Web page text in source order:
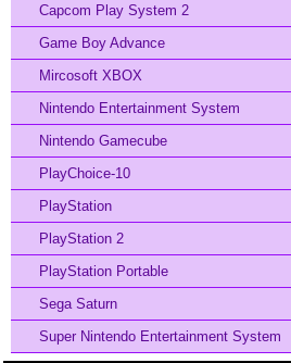
Capcom Play System 2
Game Boy Advance
Mircosoft XBOX
Nintendo Entertainment System
Nintendo Gamecube
PlayChoice-10
PlayStation
PlayStation 2
PlayStation Portable
Sega Saturn
Super Nintendo Entertainment System